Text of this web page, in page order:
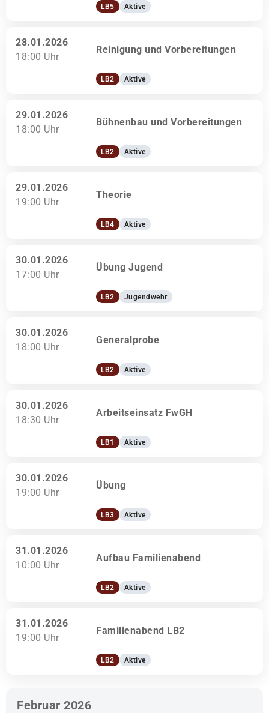
LB5 Aktive
28.01.2026
18:00 Uhr
Reinigung und Vorbereitungen
LB2 Aktive
29.01.2026
18:00 Uhr
Bühnenbau und Vorbereitungen
LB2 Aktive
29.01.2026
19:00 Uhr
Theorie
LB4 Aktive
30.01.2026
17:00 Uhr
Übung Jugend
LB2 Jugendwehr
30.01.2026
18:00 Uhr
Generalprobe
LB2 Aktive
30.01.2026
18:30 Uhr
Arbeitseinsatz FwGH
LB1 Aktive
30.01.2026
19:00 Uhr
Übung
LB3 Aktive
31.01.2026
10:00 Uhr
Aufbau Familienabend
LB2 Aktive
31.01.2026
19:00 Uhr
Familienabend LB2
LB2 Aktive
Februar 2026